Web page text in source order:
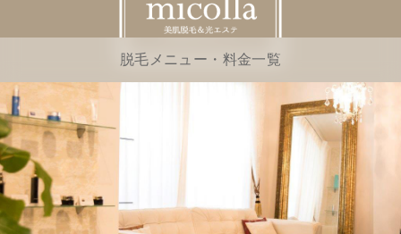
脱毛メニュー・料金一覧